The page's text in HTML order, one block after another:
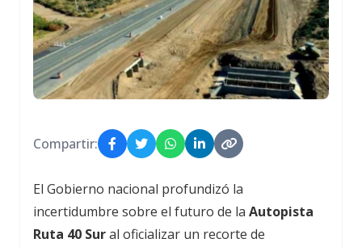
Compartir:
El Gobierno nacional profundizó la
incertidumbre sobre el futuro de la Autopista
Ruta 40 Sural oficializar un recorte de